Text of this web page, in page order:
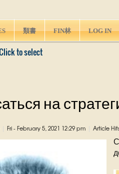
類書 FIN林 LOG IN
to select
на
Fri - February 5, 2021 12:29 pm Article